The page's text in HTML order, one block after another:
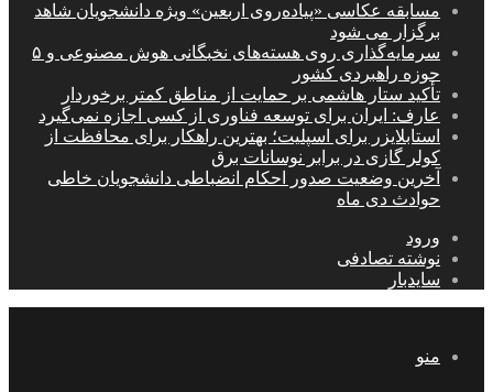
مسابقه عکاسی «پیاده‌روی اربعین» ویژه دانشجویان شاهد
برگزار می شود
سرمایه‌گذاری روی هسته‌های نخبگانی هوش مصنوعی و ۵
حوزه راهبردی کشور
تأکید ستار هاشمی بر حمایت از مناطق کمتر برخوردار
عارف: ایران برای توسعه فناوری از کسی اجازه نمی‌گیرد
استابلایزر برای اسپلیت؛ بهترین راهکار برای محافظت از
کولر گازی در برابر نوسانات برق
آخرین وضعیت صدور احکام انضباطی دانشجویان خاطی
حوادث دی ماه
ورود
نوشته تصادفی
سایدبار
منو